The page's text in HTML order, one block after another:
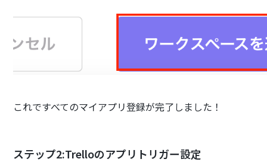
これですべてのマイアプリ登録が完了しました！
ステップ2:Trelloのアプリトリガー設定